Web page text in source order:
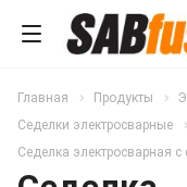
Главная Продукты
Седелки электросварные
Седелка электросварная